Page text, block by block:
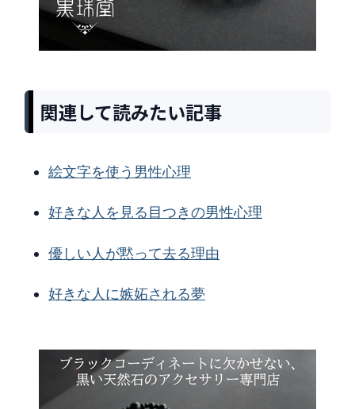
関連して読みたい記事
絵文字を使う男性心理
好きな人を見る目つきの男性心理
優しい人が黙って去る理由
好きな人に嫉妬される夢